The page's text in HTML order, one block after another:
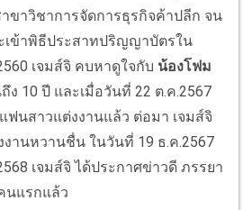
ขาวิชาการจัดการธุรกิจค้าปลีก จน
เข้าพิธีประสาทปริญญาบัตรใน
เจมส์จิ คบหาดูใจกับ น้องโฟม
ง 10 ปี และเมื่อวันที่ 22 ต.ค.2567
ฟนสาวแต่งงานแล้ว ต่อมา เจมส์จิ
านหวานชื่น ในวันที่ 19 ธ.ค.2567
เจมส์จิ ได้ประกาศข่าวดี ภรรยา
นแรกแล้ว